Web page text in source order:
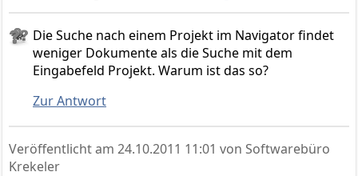
Die Suche nach einem Projekt im Navigator findet
weniger Dokumente als die Suche mit dem
Eingabefeld Projekt. Warum ist das so?
Zur Antwort
Veröffentlicht am 24.10.2011 11:01 von Softwarebüro
Krekeler